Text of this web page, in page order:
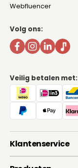
Webfluencer
Volg ons:
Veilig betalen met:
Klantenservice